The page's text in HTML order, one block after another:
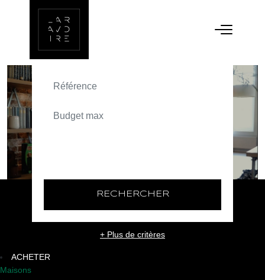
ACHETER
TEXT_SEARCH_SELECTIONNEZ
RECHERCHER
+ Plus de critères
ACHETER
Maisons